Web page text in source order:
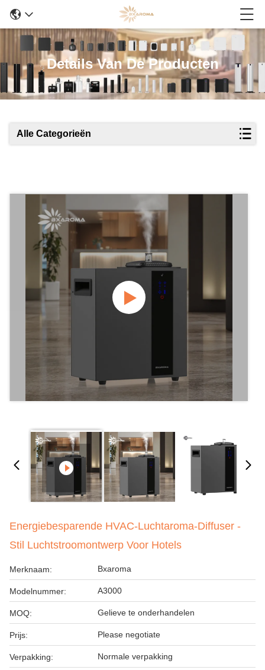
Details Van De Producten
Alle Categorieën
Energiebesparende HVAC-Luchtaroma-Diffuser -
Stil Luchtstroomontwerp Voor Hotels
Merknaam: Bxaroma
Modelnummer: A3000
MOQ: Gelieve te onderhandelen
Prijs: Please negotiate
Verpakking: Normale verpakking